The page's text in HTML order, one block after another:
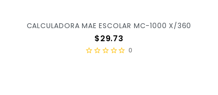
CALCULADORA MAE ESCOLAR MC-1000 X/360
Precio
$29.73
0